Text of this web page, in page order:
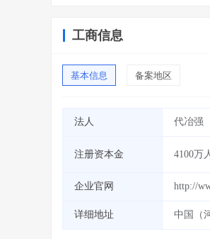
工商信息
基本信息 备案地区
法人 代冶强
注册资本金 4100万
企业官网 http://
详细地址 中国（